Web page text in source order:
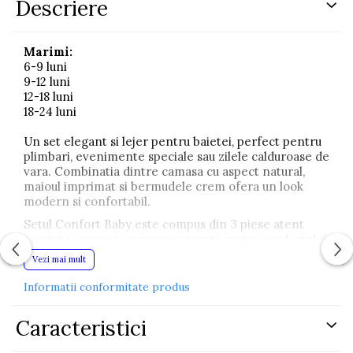
Descriere
Marimi:
6-9 luni
9-12 luni
12-18 luni
18-24 luni
Un set elegant si lejer pentru baietei, perfect pentru
plimbari, evenimente speciale sau zilele calduroase de
vara. Combinatia dintre camasa cu aspect natural,
maioul imprimat si bermudele crem ofera un look
modern si confortabil.
Setul Confort Baby este compus din 3 piese atent
si bermude elegante. Materialul fin si usor permite
pielii sa respire si ofera libertate de miscare pe tot
parcursul zilei.
• Camasa verde cu dungi si maneca scurta
Vezi mai mult
Informatii conformitate produs
Caracteristici